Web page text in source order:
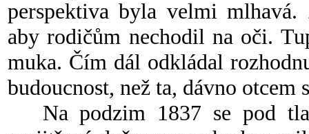
perspektiva byla velmi
aby rodičům nechodil na oči.
muka. Čím dál odkládal
budoucnost, než ta, dávno otcem
Na podzim 1837 se pod